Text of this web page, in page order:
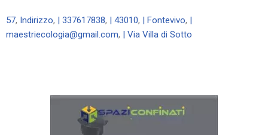
57, Indirizzo, | 337617838, | 43010, | Fontevivo,
maestriecologia@gmail.com, | Via Villa di Sotto